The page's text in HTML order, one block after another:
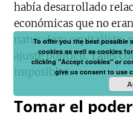
había desarrollado
económicas que no
naturaleza capitalista,
ajuste político. Tales
imposibles.
Tomar el
To offer you the best possible
cookies as well as cookies
clicking "Accept cookies" or
give us consent to use